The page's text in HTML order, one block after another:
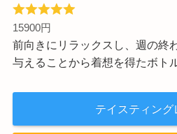
15900円
前向きにリラックスし、週の終
与えることから着想を得たボト
テイスティング